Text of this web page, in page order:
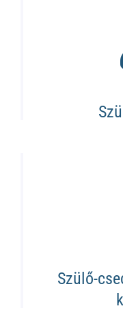
Szülő-